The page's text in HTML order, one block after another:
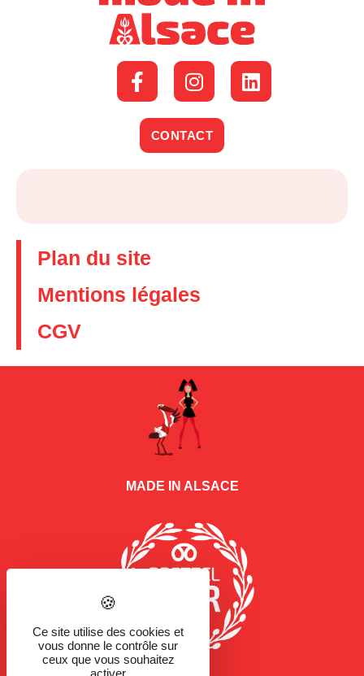
CONTACT
Plan du site
Mentions légales
CGV
MADE IN ALSACE
Ce site utilise des cookies et
vous donne le contrôle sur
ceux que vous souhaitez
activer